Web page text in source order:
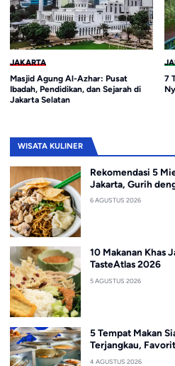
JAKARTA
7 Taman Gratis di Jakarta Utara yang
Nyaman untuk Rekreasi Keluarga
WISATA KULINER
Rekomendasi 5
Jakarta, Gurih
6 AGUSTUS 2026
10 Makanan Khas
TasteAtlas 2026
5 AGUSTUS 2026
5 Tempat Makan
Terjangkau,
4 AGUSTUS 2026